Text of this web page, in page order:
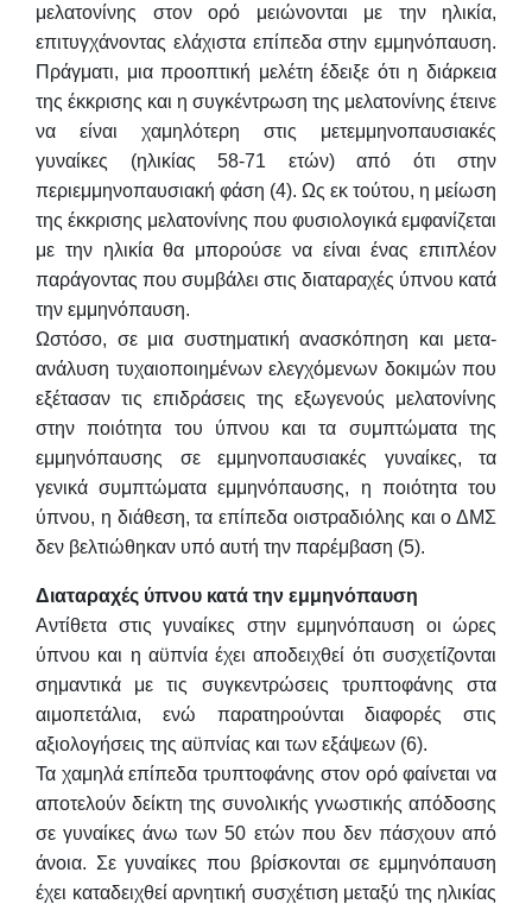
μελατονίνης στον ορό μειώνονται με την ηλικία,
επιτυγχάνοντας ελάχιστα επίπεδα στην εμμηνόπαυση.
Πράγματι, μια προοπτική μελέτη έδειξε ότι η διάρκεια
της έκκρισης και η συγκέντρωση της μελατονίνης έτεινε
να είναι χαμηλότερη στις μετεμμηνοπαυσιακές
γυναίκες (ηλικίας 58-71 ετών) από ότι στην
περιεμμηνοπαυσιακή φάση (4). Ως εκ τούτου, η μείωση
της έκκρισης μελατονίνης που φυσιολογικά εμφανίζεται
με την ηλικία θα μπορούσε να είναι ένας επιπλέον
παράγοντας που συμβάλει στις διαταραχές ύπνου κατά
την εμμηνόπαυση.
Ωστόσο, σε μια συστηματική ανασκόπηση και μετα-
ανάλυση τυχαιοποιημένων ελεγχόμενων δοκιμών που
εξέτασαν τις επιδράσεις της εξωγενούς μελατονίνης
στην ποιότητα του ύπνου και τα συμπτώματα της
εμμηνόπαυσης σε εμμηνοπαυσιακές γυναίκες, τα
γενικά συμπτώματα εμμηνόπαυσης, η ποιότητα του
ύπνου, η διάθεση, τα επίπεδα οιστραδιόλης και ο ΔΜΣ
δεν βελτιώθηκαν υπό αυτή την παρέμβαση (5).
Διαταραχές ύπνου κατά την εμμηνόπαυση
Αντίθετα στις γυναίκες στην εμμηνόπαυση οι ώρες
ύπνου και η αϋπνία έχει αποδειχθεί ότι συσχετίζονται
σημαντικά με τις συγκεντρώσεις τρυπτοφάνης στα
αιμοπετάλια, ενώ παρατηρούνται διαφορές στις
αξιολογήσεις της αϋπνίας και των εξάψεων (6).
Τα χαμηλά επίπεδα τρυπτοφάνης στον ορό φαίνεται να
αποτελούν δείκτη της συνολικής γνωστικής απόδοσης
σε γυναίκες άνω των 50 ετών που δεν πάσχουν από
άνοια. Σε γυναίκες που βρίσκονται σε εμμηνόπαυση
έχει καταδειχθεί αρνητική συσχέτιση μεταξύ της ηλικίας